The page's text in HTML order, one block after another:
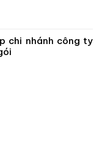
chi nhánh công ty